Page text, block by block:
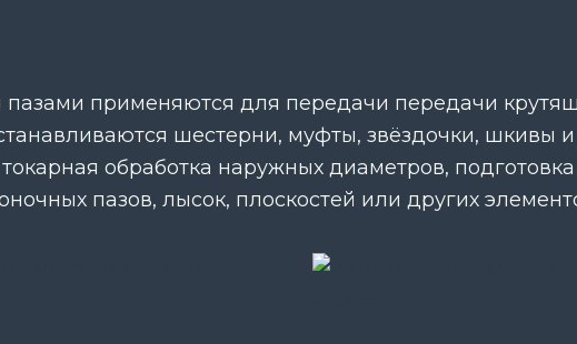
применяются для передачи передачи
шестерни, муфты, звёздочки, шкивы
обработка наружных диаметров,
пазов, лысок, плоскостей или других